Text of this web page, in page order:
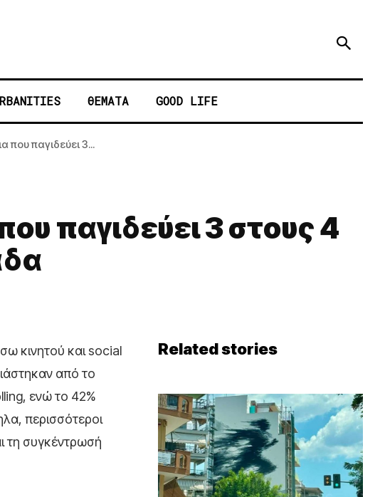
ΘΕΜΑΤΑ GOOD LIFE
που παγιδεύει 3...
παγιδεύει 3 στους 4
κινητού και social
από το
ενώ το 42%
περισσότεροι
τη συγκέντρωσή
Related stories